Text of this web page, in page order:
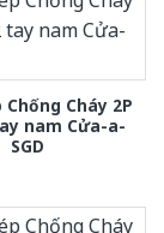
Chống Cháy 2P
nam Cửa-a-
SGD